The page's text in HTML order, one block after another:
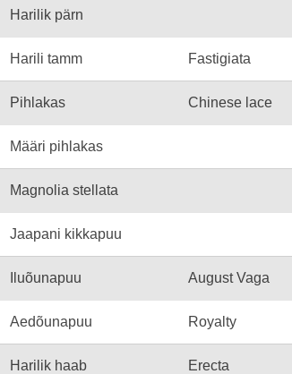
Harilik pärn
Harili tamm Fastigiata
Pihlakas Chinese lace
Määri pihlakas
Magnolia stellata
Jaapani kikkapuu
Iluõunapuu August Vaga
Aedõunapuu Royalty
Harilik haab Erecta